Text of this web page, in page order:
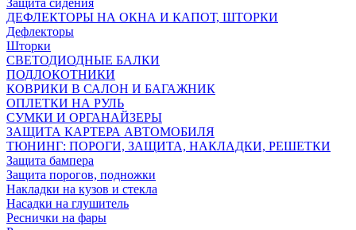
Защита сидения
ДЕФЛЕКТОРЫ НА ОКНА И КАПОТ, ШТОРКИ
Дефлекторы
Шторки
СВЕТОДИОДНЫЕ БАЛКИ
ПОДЛОКОТНИКИ
КОВРИКИ В САЛОН И БАГАЖНИК
ОПЛЕТКИ НА РУЛЬ
СУМКИ И ОРГАНАЙЗЕРЫ
ЗАЩИТА КАРТЕРА АВТОМОБИЛЯ
ТЮНИНГ: ПОРОГИ, ЗАЩИТА, НАКЛАДКИ, РЕШЕТКИ
Защита бампера
Защита порогов, подножки
Накладки на кузов и стекла
Насадки на глушитель
Реснички на фары